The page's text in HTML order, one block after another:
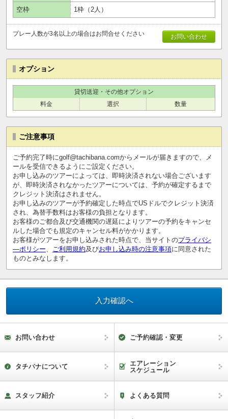
空枠 1 枠（ 2 人）
お問い合わせ
プレー人数が3名以上の場合はお問合せください
オプション
貸切送迎・その他オプション
料金
選択 数量
ご注意事項
ご予約完了時にgolf@tachibana.comからメールが届きますので、メ
ールを受信できるようにご設定ください。
お申し込みのツアーによっては、即時決済されない場合ございます
が、即時決済されなかったツアーについては、予約が確定するまで
クレジット決済はされません。
お申し込みのツアーが予約確定した時点でUSドルでクレジット決済
され、為替手数料はお客様の負担となります。
お客様のご都合及び交通機関の遅延によりツアーの予約をキャンセ
ルした場合でも規定のキャンセル料がかかります。
お客様がツアーをお申し込みされた時点で、当サイトのプライバシ
―ポリシー
ご利用規約及びお申し込み時の注意事項に同意された
ものとみなします。
お問い合わせ ご予約確認・変更
タチバナについて
エアレーション
スケジュール
スタッフ紹介 よくある質問